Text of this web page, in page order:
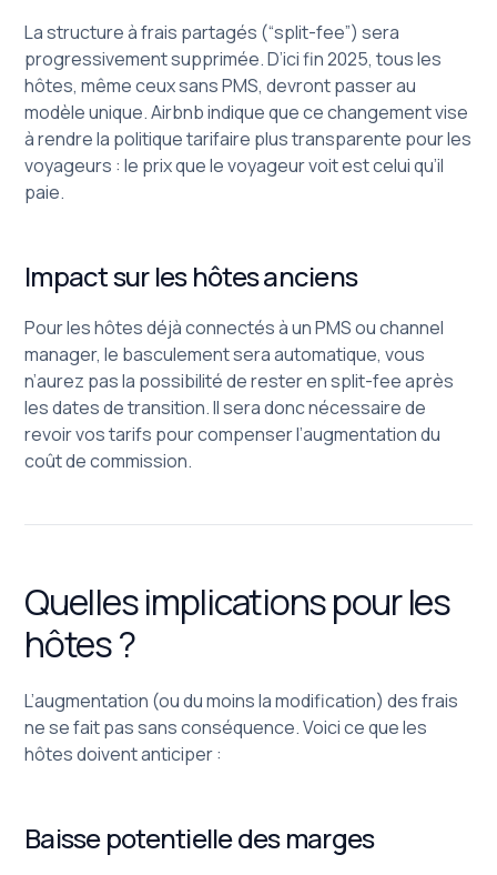
La structure à frais partagés (“split-fee”) sera
progressivement supprimée. D’ici fin 2025, tous les
hôtes, même ceux sans PMS, devront passer au
modèle unique. Airbnb indique que ce changement vise
à rendre la politique tarifaire plus transparente pour les
voyageurs : le prix que le voyageur voit est celui qu’il
paie.
Impact sur les hôtes anciens
Pour les hôtes déjà connectés à un PMS ou channel
manager, le basculement sera automatique, vous
n’aurez pas la possibilité de rester en split-fee après
les dates de transition. Il sera donc nécessaire de
revoir vos tarifs pour compenser l’augmentation du
coût de commission.
Quelles implications pour les
hôtes ?
L’augmentation (ou du moins la modification) des frais
ne se fait pas sans conséquence. Voici ce que les
hôtes doivent anticiper :
Baisse potentielle des marges